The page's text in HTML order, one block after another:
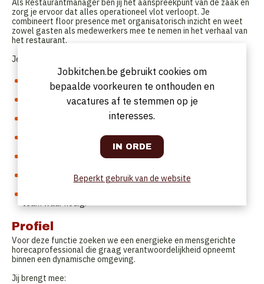
Als Restaurantmanager ben jij het aanspreekpunt van de zaak en
zorg je ervoor dat alles operationeel vlot verloopt. Je
combineert floor presence met organisatorisch inzicht en weet
zowel gasten als medewerkers mee te nemen in het verhaal van
het restaurant.
Je verantwoordelijkheden:
Je stuurt het zaalteam aan en zorgt voor een positieve en
motiverende werksfeer.
Je staat in voor de planning, onboarding en begeleiding van
Je bewaakt de kwaliteit van service en zorgt ervoor dat
Je volgt stockbeheer, bestellingen en operationele
administratie nauwkeurig op.
Je analyseert resultaten en denkt actief mee over
Je werkt samen met het regionale management en
rapporteert over de prestaties van de vestiging.
team waar nodig.
Profiel
Voor deze functie zoeken we een energieke en mensgerichte
horecaprofessional die graag verantwoordelijkheid opneemt
binnen een dynamische omgeving.
Jij brengt mee:
Jobkitchen.be gebruikt cookies om
bepaalde voorkeuren te onthouden en
vacatures af te stemmen op je
interesses.
Beperkt gebruik van de website